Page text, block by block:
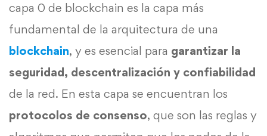
capa 0 de blockchain es la capa más
fundamental de la arquitectura de una
blockchain, y es esencial para garantizar la
seguridad, descentralización y confiabilidad
de la red. En esta capa se encuentran los
protocolos de consenso, que son las reglas y